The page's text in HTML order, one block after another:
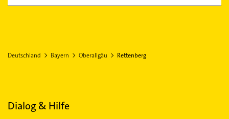
Deutschland Bayern Oberallgäu Rettenberg
Dialog & Hilfe